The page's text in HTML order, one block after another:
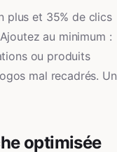
plus et 35% de clics
au minimum :
ou produits
mal recadrés. Un
optimisée